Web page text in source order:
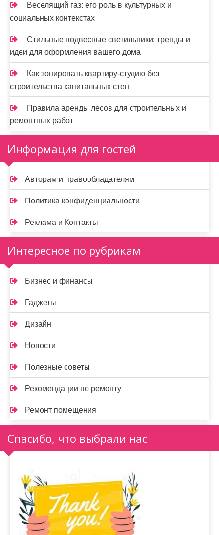
Веселящий газ: его роль в культурных и
социальных контекстах
Стильные подвесные светильники: тренды и
идеи для оформления вашего дома
Как зонировать квартиру-студию без
строительства капитальных стен
Правила аренды лесов для строительных и
ремонтных работ
Информация для гостей
Авторам и правообладателям
Политика конфиденциальности
Реклама и Контакты
Интересное по рубрикам
Бизнес и финансы
Гаджеты
Дизайн
Новости
Полезные советы
Рекомендации по ремонту
Ремонт помещения
Спасибо, что выбрали нас